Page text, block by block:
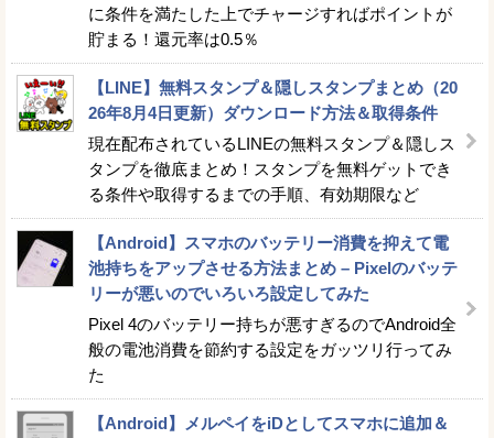
に条件を満たした上でチャージすればポイントが
貯まる！還元率は0.5％
【LINE】無料スタンプ＆隠しスタンプまとめ（20
26年8月4日更新）ダウンロード方法＆取得条件
現在配布されているLINEの無料スタンプ＆隠しス
タンプを徹底まとめ！スタンプを無料ゲットでき
る条件や取得するまでの手順、有効期限など
【Android】スマホのバッテリー消費を抑えて電
池持ちをアップさせる方法まとめ – Pixelのバッテ
リーが悪いのでいろいろ設定してみた
Pixel 4のバッテリー持ちが悪すぎるのでAndroid全
般の電池消費を節約する設定をガッツリ行ってみ
た
【Android】メルペイをiDとしてスマホに追加＆